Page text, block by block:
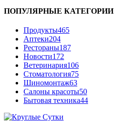
ПОПУЛЯРНЫЕ КАТЕГОРИИ
Продукты465
Аптеки204
Рестораны187
Новости172
Ветеринария106
Стоматология75
Шиномонтаж63
Салоны красоты50
Бытовая техника44